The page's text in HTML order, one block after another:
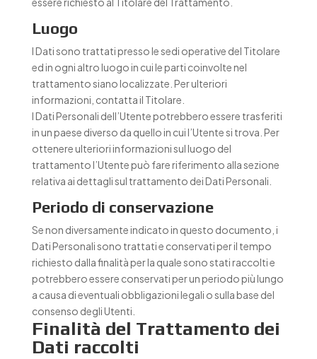
Luogo
I Dati sono trattati presso le sedi operative del Titolare
ed in ogni altro luogo in cui le parti coinvolte nel
trattamento siano localizzate. Per ulteriori
informazioni, contatta il Titolare.
I Dati Personali dell’Utente potrebbero essere trasferiti
in un paese diverso da quello in cui l’Utente si trova. Per
ottenere ulteriori informazioni sul luogo del
trattamento l’Utente può fare riferimento alla sezione
relativa ai dettagli sul trattamento dei Dati Personali.
Periodo di conservazione
Se non diversamente indicato in questo documento, i
Dati Personali sono trattati e conservati per il tempo
richiesto dalla finalità per la quale sono stati raccolti e
potrebbero essere conservati per un periodo più lungo
a causa di eventuali obbligazioni legali o sulla base del
consenso degli Utenti.
Finalità del Trattamento dei
Dati raccolti